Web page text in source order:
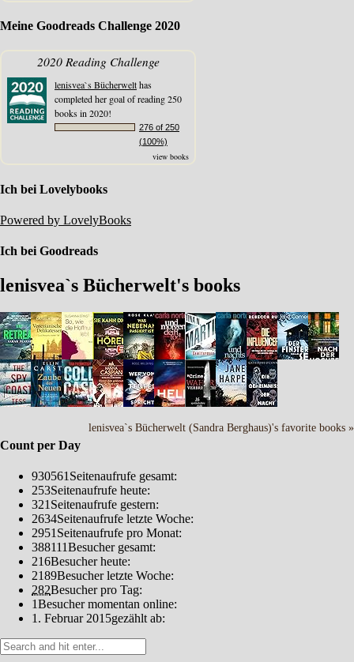
Meine Goodreads Challenge 2020
2020 Reading Challenge
lenisvea`s Bücherwelthas
completed her goal of reading 250
books in 2020!
276 of 250
(100%)
view books
Ich bei Lovelybooks
Powered by LovelyBooks
Ich bei Goodreads
lenisvea`s Bücherwelt's books
lenisvea`s Bücherwelt (Sandra Berghaus)'s favorite books »
Count per Day
930561 Seitenaufrufe gesamt:
253Seitenaufrufe heute:
321 Seitenaufrufe gestern:
2634Seitenaufrufe letzte Woche:
2951 Seitenaufrufe pro Monat:
388111Besucher gesamt:
216Besucher heute:
2189Besucher letzte Woche:
282Besucher pro Tag:
1Besucher momentan online:
1. Februar 2015gezählt ab: